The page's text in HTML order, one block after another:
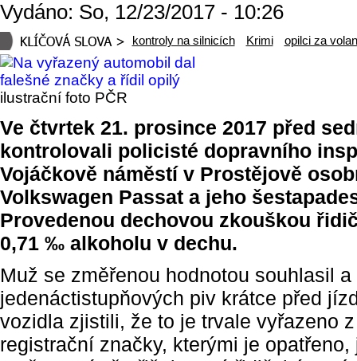
Vydáno: So, 12/23/2017 - 10:26
kontroly na silnicích Krimi opilci za
ilustrační foto PČR
Ve čtvrtek 21. prosince 2017 před
kontrolovali policisté dopravního
Vojáčkově náměstí v Prostějově
Volkswagen Passat a jeho
Provedenou dechovou zkouškou
0,71 ‰ alkoholu v dechu.
Muž se změřenou hodnotou souhlasil
jedenáctistupňových piv krátce před
vozidla zjistili, že to je trvale vyřazeno
registrační značky, kterými je